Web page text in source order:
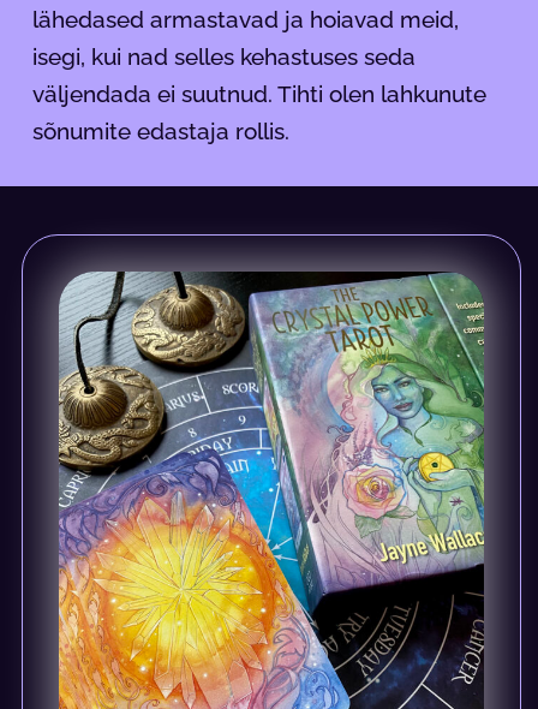
lähedased armastavad ja hoiavad meid,
isegi, kui nad selles kehastuses seda
väljendada ei suutnud. Tihti olen lahkunute
sõnumite edastaja rollis.